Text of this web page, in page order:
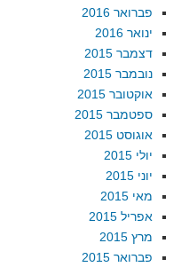
פברואר 2016
ינואר 2016
דצמבר 2015
נובמבר 2015
אוקטובר 2015
ספטמבר 2015
אוגוסט 2015
יולי 2015
יוני 2015
מאי 2015
אפריל 2015
מרץ 2015
פברואר 2015